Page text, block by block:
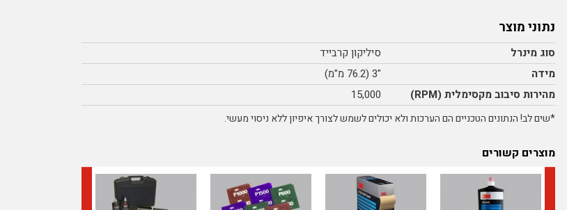
נתוני מוצר
סוג מינרל
סיליקון קרבייד
מידה
"3 (76.2 מ"מ)
מהירות סיבוב מקסימלית (RPM)
15,000
*שים לב! הנתונים הטכניים הם הערכות ולא יכולים לשמש לצורך איפיון ללא ניסוי מעשי.
מוצרים קשורים